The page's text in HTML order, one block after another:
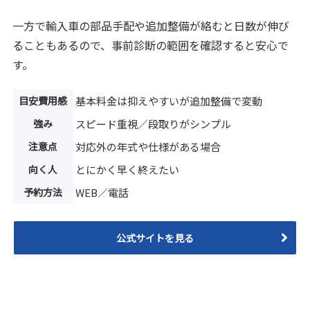
一方で輸入車の部品手配や追加整備が絡むと日数が伸び
ることもあるので、事前診断の範囲を確認すると安心で
す。
目安費用感 基本料金は抑えやすいが追加整備で変動
強み スピード重視／段取りがシンプル
注意点 対応外の年式や仕様がある場合
向く人 とにかく早く終えたい
予約方法 WEB／電話
公式サイトを見る